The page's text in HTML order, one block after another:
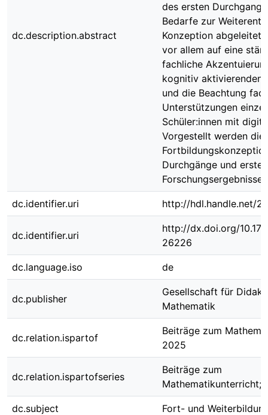
dc.description.abstract
des ersten
Bedarfe zur
Konzeption abgeleitet.
vor allem auf eine
fachliche
kognitiv aktivierenden
und die Beachtung
Unterstützungen
Schüler:innen mit
Vorgestellt werden die
Durchgänge und erste
Forschungsergebnisse.
dc.identifier.uri http://hdl.handle.net/
dc.identifier.uri
http://dx.doi.org/
26226
dc.language.iso de
dc.publisher
Gesellschaft für
Mathematik
dc.relation.ispartof
Beiträge zum
2025
dc.relation.ispartofseries
Beiträge zum
Mathematikunterricht;
dc.subject Fort- und